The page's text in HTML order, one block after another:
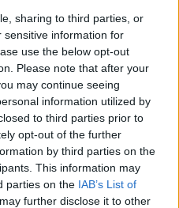
sharing to third parties, or
sensitive information for
use the below opt-out
Please note that after your
may continue seeing
information utilized by
to third parties prior to
opt-out of the further
by third parties on the
This information may
parties on the IAB’s List of
further disclose it to other
ΣΑΣ